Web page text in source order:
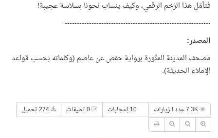
فتأمّل هذا الزخم الرقمي، وكيف ينساب نحونا بسلاسة عجيبة!
------------------------------------------------------------
المصدر:
مصحف المدينة المنَّورة برواية حفص عن عاصم (وكلماته بحسب قواعد
الإملاء الحديثة).
10 إعجابات